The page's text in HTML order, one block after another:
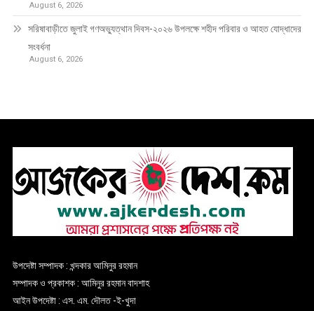
August 6, 2026
সরিষাবাড়ীতে জুলাই গণঅভ্যুত্থান দিবস-২০২৬ উপলক্ষে শহীদ পরিবার ও আহত যোদ্ধাদের
সংবর্ধনা
August 6, 2026
উপদেষ্টা সম্পাদক : খন্দকার আমিনুর রহমান
সম্পাদক ও প্রকাশক : আমিনুর রহমান বাদশাহ
আইন উপদেষ্টা : এস. এম. দৌলত -ই-খুদা